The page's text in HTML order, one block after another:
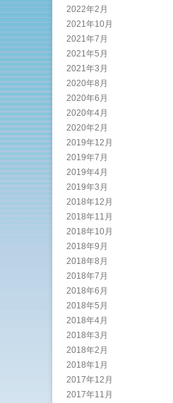
2022年2月
2021年10月
2021年7月
2021年5月
2021年3月
2020年8月
2020年6月
2020年4月
2020年2月
2019年12月
2019年7月
2019年4月
2019年3月
2018年12月
2018年11月
2018年10月
2018年9月
2018年8月
2018年7月
2018年6月
2018年5月
2018年4月
2018年3月
2018年2月
2018年1月
2017年12月
2017年11月